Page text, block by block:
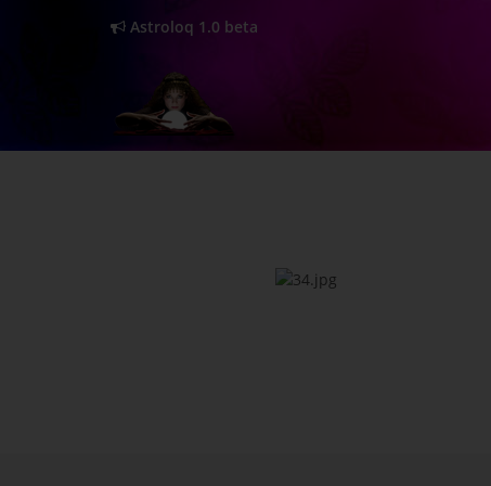
Astroloq 1.0 beta